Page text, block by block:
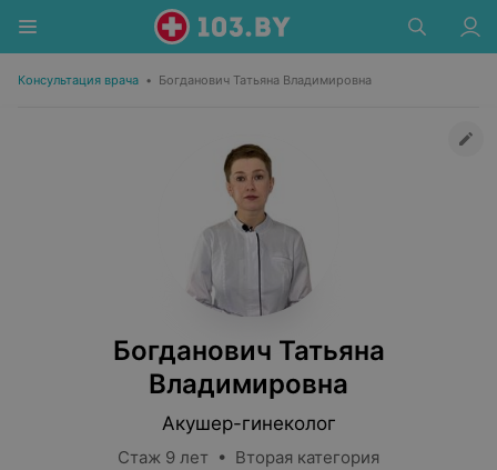
Консультация врача • Богданович Татьяна Владимировна
Богданович Татьяна
Владимировна
Акушер-гинеколог
Стаж 9 лет • Вторая категория